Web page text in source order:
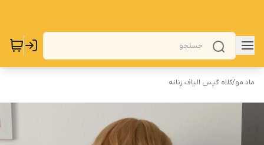
ماد مو/کلاه گیس الیاف زنانه